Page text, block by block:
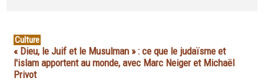
Culture
« Dieu, le Juif et le Musulman » : ce que le judaïsme et
l'islam apportent au monde, avec Marc Neiger et Michaël
Privot